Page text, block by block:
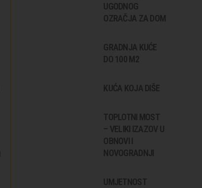
UGODNOG
OZRAČJA ZA DOM
GRADNJA KUĆE
DO 100 M2
KUĆA KOJA DIŠE
TOPLOTNI MOST
– VELIKI IZAZOV U
OBNOVI I
NOVOGRADNJI
UMJETNOST